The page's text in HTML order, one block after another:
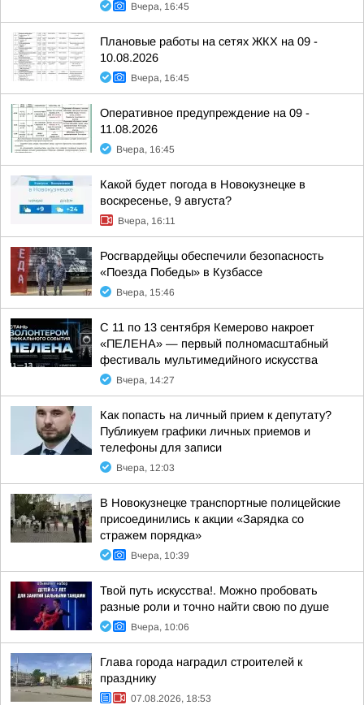
Вчера, 16:45
Плановые работы на сетях ЖКХ на 09 -
10.08.2026
Вчера, 16:45
Оперативное предупреждение на 09 -
11.08.2026
Вчера, 16:45
Какой будет погода в Новокузнецке в
воскресенье, 9 августа?
Вчера, 16:11
Росгвардейцы обеспечили безопасность
«Поезда Победы» в Кузбассе
Вчера, 15:46
С 11 по 13 сентября Кемерово накроет
«ПЕЛЕНА» — первый полномасштабный
фестиваль мультимедийного искусства
Вчера, 14:27
Как попасть на личный прием к депутату?
Публикуем графики личных приемов и
телефоны для записи
Вчера, 12:03
В Новокузнецке транспортные полицейские
присоединились к акции «Зарядка со
стражем порядка»
Вчера, 10:39
Твой путь искусства!. Можно пробовать
разные роли и точно найти свою по душе
Вчера, 10:06
Глава города наградил строителей к
празднику
07.08.2026, 18:53